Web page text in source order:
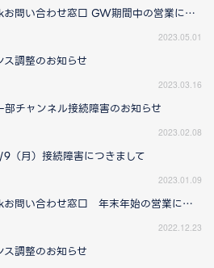
HappyTukお問い合わせ窓口 GW期間中の営業について
2023.05.01
ス調整のお知らせ
2023.03.16
部チャンネル接続障害のお知らせ
2023.02.08
9（月）接続障害につきまして
2023.01.09
HappyTukお問い合わせ窓口 年末年始の営業について
2022.12.23
ス調整のお知らせ